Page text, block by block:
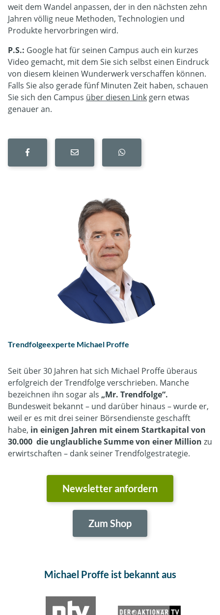
weit dem Wandel anpassen, der in den nächsten zehn
Jahren völlig neue Methoden, Technologien und
Produkte hervorbringen wird.
P.S.: Google hat für seinen Campus auch ein kurzes
Video gemacht, mit dem Sie sich selbst einen Eindruck
von diesem kleinen Wunderwerk verschaffen können.
Falls Sie also gerade fünf Minuten Zeit haben, schauen
Sie sich den Campus über diesen Link gern etwas
genauer an.
Trendfolgeexperte Michael Proffe
Seit über 30 Jahren hat sich Michael Proffe überaus
erfolgreich der Trendfolge verschrieben. Manche
bezeichnen ihn sogar als „Mr. Trendfolge“.
Bundesweit bekannt – und darüber hinaus – wurde er,
weil er es mit drei seiner Börsendienste geschafft
habe, in einigen Jahren mit einem Startkapital von
30.000 die unglaubliche Summe von einer Million zu
erwirtschaften – dank seiner Trendfolgestrategie.
Newsletter anfordern
Zum Shop
Michael Proffe ist bekannt aus